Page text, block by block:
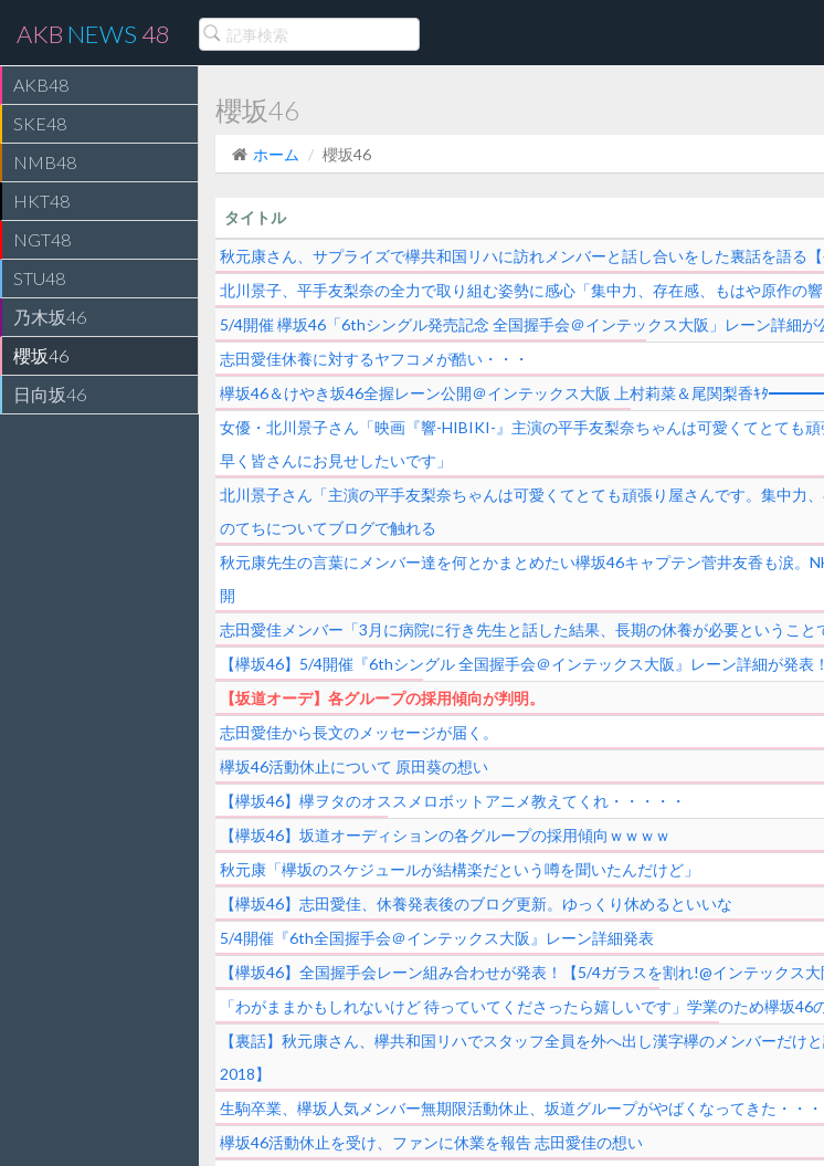
AKB NEWS 48
AKB48
SKE48
NMB48
HKT48
NGT48
STU48
乃木坂46
櫻坂46
日向坂46
櫻坂46
ホーム 櫻坂46
タイトル
秋元康さん、サプライズで欅共和国リハに訪れメンバーと話し合いをした裏話を語る【
北川景子、平手友梨奈の全力で取り組む姿勢に感心「集中力、存在感、もはや原作の響
5/4開催 欅坂46「6thシングル発売記念 全国握手会＠インテックス大阪」レーン詳細が
志田愛佳休養に対するヤフコメが酷い・・・
欅坂46＆けやき坂46全握レーン公開＠インテックス大阪 上村莉菜＆尾関梨
女優・北川景子さん「映画『響-HIBIKI-』主演の平手友梨奈ちゃんは可愛くてとても
早く皆さんにお見せしたいです」
北川景子さん「主演の平手友梨奈ちゃんは可愛くてとても頑張り屋さんです。集中力
のてちについてブログで触れる
秋元康先生の言葉にメンバー達を何とかまとめたい欅坂46キャプテン菅井友香も涙。
開
志田愛佳メンバー「3月に病院に行き先生と話した結果、長期の休養が必要というこ
【欅坂46】5/4開催『6thシングル 全国握手会＠インテックス大阪』レーン詳細が発表！
【坂道オーデ】各グループの採用傾向が判明。
志田愛佳から長文のメッセージが届く。
欅坂46活動休止について 原田葵の想い
【欅坂46】欅ヲタのオススメロボットアニメ教えてくれ・・・・・
【欅坂46】坂道オーディションの各グループの採用傾向ｗｗｗｗ
秋元康「欅坂のスケジュールが結構楽だという噂を聞いたんだけど」
【欅坂46】志田愛佳、休養発表後のブログ更新。ゆっくり休めるといいな
5/4開催『6th全国握手会＠インテックス大阪』レーン詳細発表
【欅坂46】全国握手会レーン組み合わせが発表！【5/4ガラスを割れ!@インテックス大
「わがままかもしれないけど 待っていてくださったら嬉しいです」学業のため欅坂
【裏話】秋元康さん、欅共和国リハでスタッフ全員を外へ出し漢字欅のメンバーだけ
2018】
生駒卒業、欅坂人気メンバー無期限活動休止、坂道グループがやばくなってきた・・・
欅坂46活動休止を受け、ファンに休業を報告 志田愛佳の想い